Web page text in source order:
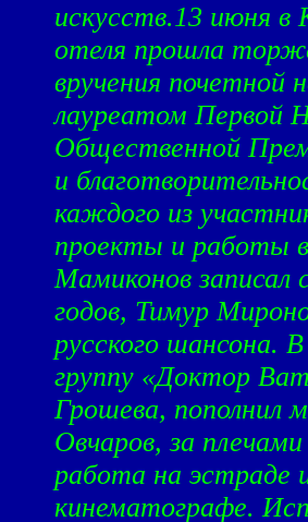
искусств.13 июня в
отеля прошла
вручения почетной
лауреатом Первой
Общественной
и
каждого из
проекты и работы
Мамиконов записал
годов, Тимур
русского шансона.
группу «Доктор
Грошева, пополнил
Овчаров, за
работа на эстраде
кинематографе.